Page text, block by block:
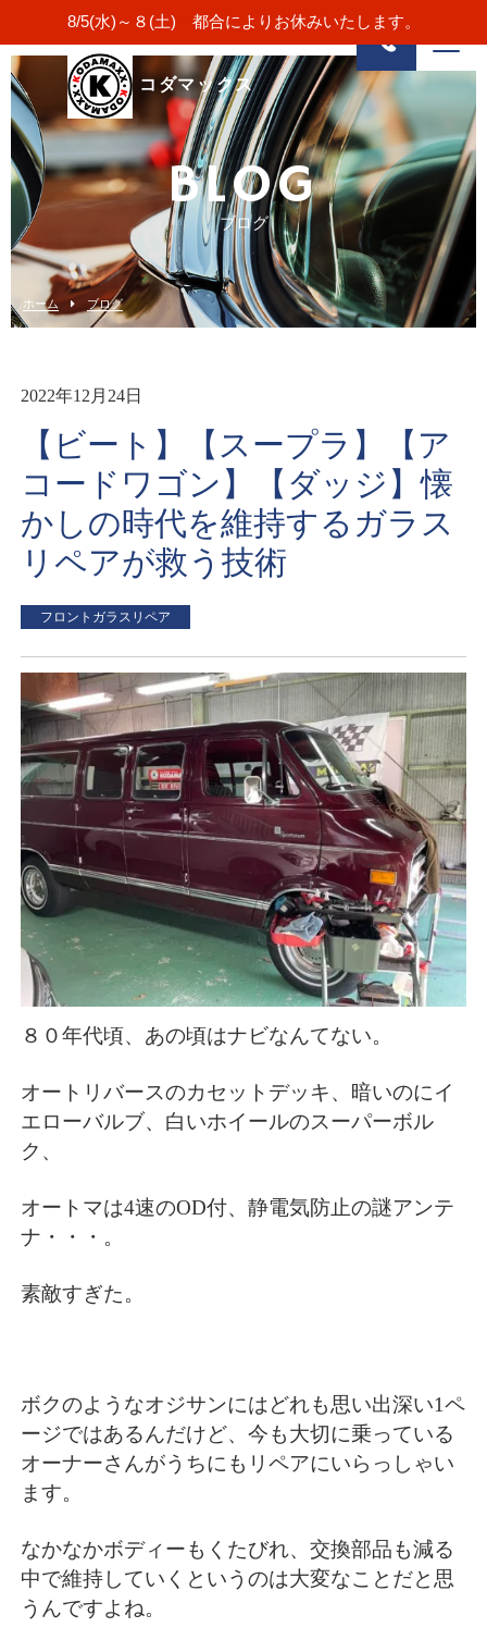
8/5(水)～８(土) 都合によりお休みいたします。
コダマックス
BLOG
ブログ
ホーム ブログ
2022年12月24日
【ビート】【スープラ】【ア
コードワゴン】【ダッジ】懐
かしの時代を維持するガラス
リペアが救う技術
フロントガラスリペア
８０年代頃、あの頃はナビなんてない。
オートリバースのカセットデッキ、暗いのにイ
エローバルブ、白いホイールのスーパーボル
ク、
オートマは4速のOD付、静電気防止の謎アンテ
ナ・・・。
素敵すぎた。
ボクのようなオジサンにはどれも思い出深い1ペ
ージではあるんだけど、今も大切に乗っている
オーナーさんがうちにもリペアにいらっしゃい
ます。
なかなかボディーもくたびれ、交換部品も減る
中で維持していくというのは大変なことだと思
うんですよね。